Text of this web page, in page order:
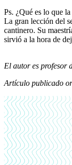
Ps. ¿Qué es lo que
La gran lección del
cantinero. Su
sirvió a la hora de
El autor es profesor
Artículo publicado